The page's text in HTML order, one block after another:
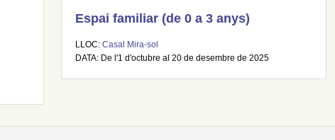
Espai familiar (de 0 a 3 anys)
LLOC: Casal Mira-sol
DATA: De l'1 d'octubre al 20 de desembre de 2025